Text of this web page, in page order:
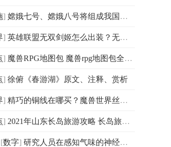
] 嫦娥七号、嫦娥八号将组成我国月球科研站基本型
] 英雄联盟无双剑姬怎么出装？无双剑姬怎么连招？
] 魔兽RPG地图包 魔兽rpg地图包全集下载
] 徐俯《春游湖》原文、注释、赏析
] 精巧的铜线在哪买？魔兽世界丝绸有什么用？
] 2021年山东长岛旅游攻略 长岛旅游攻略 _全球热点评
[数字] 研究人员在感知气味的神经元内发现了一种以前未知的细胞